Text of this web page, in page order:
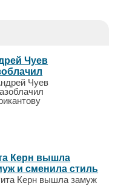
Чуев
Керн вышла
и сменила стиль